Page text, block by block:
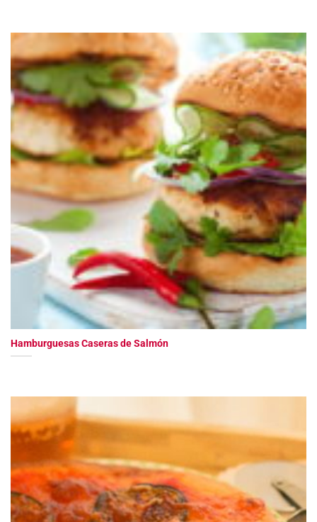
Hamburguesas Caseras de Salmón